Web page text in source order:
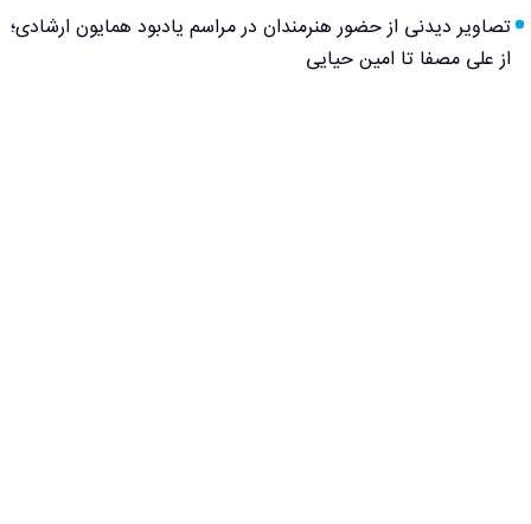
تصاویر دیدنی از حضور هنرمندان در مراسم یادبود همایون ارشادی؛
از علی مصفا تا امین حیایی